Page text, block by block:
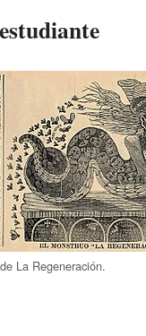
La Regeneración.